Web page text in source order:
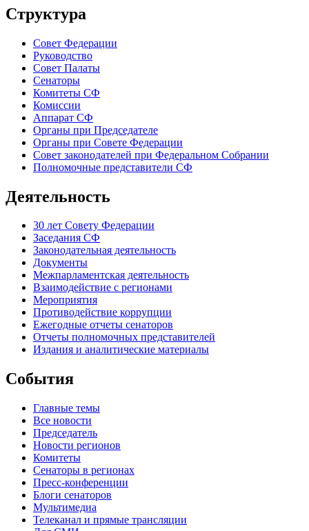
Структура
Совет Федерации
Руководство
Совет Палаты
Сенаторы
Комитеты СФ
Комиссии
Аппарат СФ
Органы при Председателе
Органы при Совете Федерации
Совет законодателей при Федеральном Собрании
Полномочные представители СФ
Деятельность
30 лет Совету Федерации
Заседания СФ
Законодательная деятельность
Документы
Межпарламентская деятельность
Взаимодействие с регионами
Мероприятия
Противодействие коррупции
Ежегодные отчеты сенаторов
Отчеты полномочных представителей
Издания и аналитические материалы
События
Главные темы
Все новости
Председатель
Новости регионов
Комитеты
Сенаторы в регионах
Пресс-конференции
Блоги сенаторов
Мультимедиа
Телеканал и прямые трансляции